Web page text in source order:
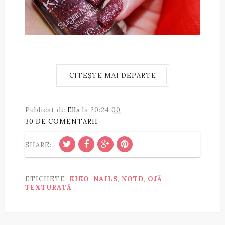
CITEȘTE MAI DEPARTE
Publicat de Ella la 20:24:00
30 DE COMENTARII
SHARE:
ETICHETE: KIKO, NAILS, NOTD, OJĂ
TEXTURATĂ